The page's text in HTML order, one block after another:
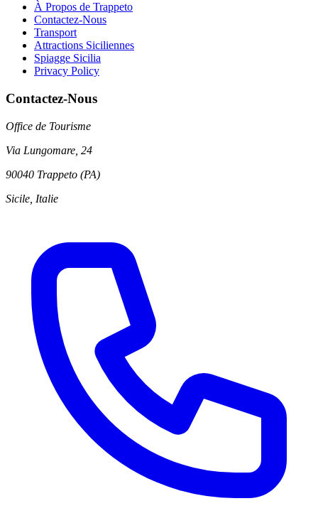
À Propos de Trappeto
Contactez-Nous
Transport
Attractions Siciliennes
Spiagge Sicilia
Privacy Policy
Contactez-Nous
Office de Tourisme
Via Lungomare, 24
90040 Trappeto (PA)
Sicile, Italie